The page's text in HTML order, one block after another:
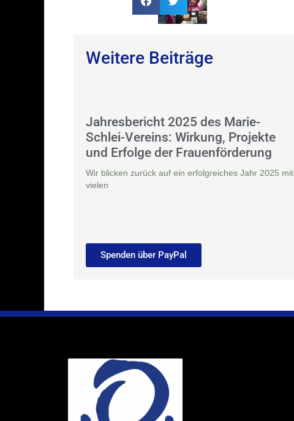
Weitere Beiträge
Jahresbericht 2025 des Marie-
Schlei-Vereins: Wirkung, Projekte
und Erfolge der Frauenförderung
Wir blicken zurück auf ein erfolgreiches Jahr 2025 mit
vielen
Spenden über PayPal